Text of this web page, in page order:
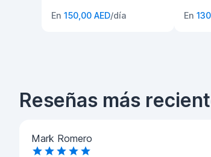
En 150,00 AED/día En
Reseñas más
Mark Romero